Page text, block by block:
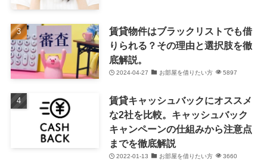
賃貸物件はブラックリストでも借
りられる？その理由と選択肢を徹
底解説。
2024-04-27 お部屋を借りたい方 5897
賃貸キャッシュバックにオススメ
な2社を比較。キャッシュバック
キャンペーンの仕組みから注意点
までを徹底解説
2022-01-13 お部屋を借りたい方 3660